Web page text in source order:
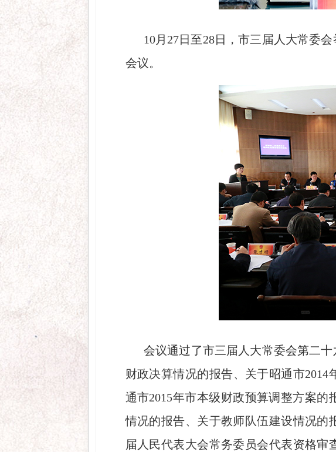
10月27日至28日，市三届人大常委
会议。
会议通过了市三届人大常委会第二
财政决算情况的报告、关于昭通市
通市2015年市本级财政预算调整方案
情况的报告、关于教师队伍建设情况的
届人民代表大会常务委员会代表资格